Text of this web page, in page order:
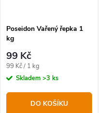
Poseidon Vařený řepka 1
kg
99 Kč
Měrná
cena:
99 Kč / 1 kg
Skladem >3 ks
DO KOŠÍKU